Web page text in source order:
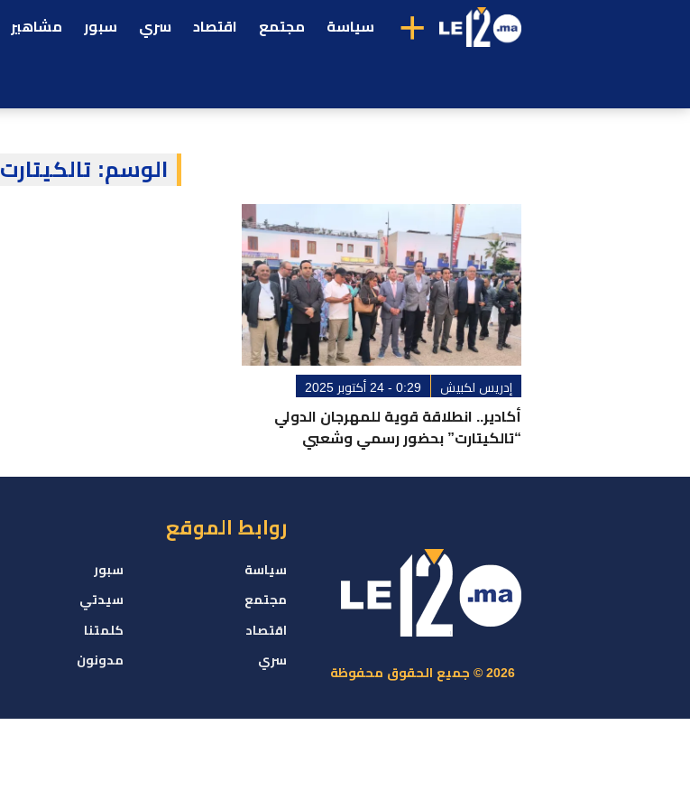
+ سياسة مجتمع اقتصاد سري سبور مشاهير
الوسم: تالكيتارت
إدريس لكبيش 0:29 - 24 أكتوبر 2025
أكادير.. انطلاقة قوية للمهرجان الدولي
“تالكيتارت” بحضور رسمي وشعبي
2026 © جميع الحقوق محفوظة
روابط الموقع
سياسة
مجتمع
اقتصاد
سري
سبور
سيدتي
كلمتنا
مدونون